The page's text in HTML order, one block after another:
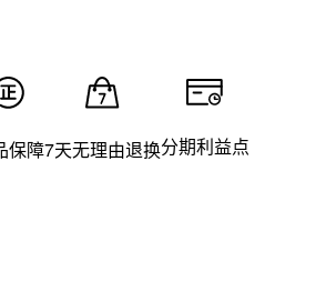
保障7天无理由退换分期利益点